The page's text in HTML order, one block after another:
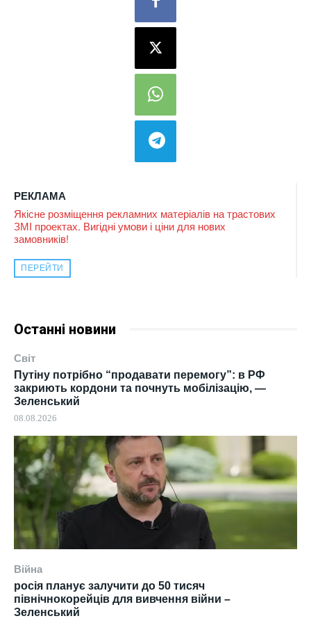
РЕКЛАМА
Якісне розміщення рекламних матеріалів на трастових
ЗМІ проектах. Вигідні умови і ціни для нових
замовників!
ПЕРЕЙТИ
Останні новини
Світ
Путіну потрібно “продавати перемогу”: в РФ
закриють кордони та почнуть мобілізацію, —
Зеленський
08.08.2026
Війна
росія планує залучити до 50 тисяч
північнокорейців для вивчення війни –
Зеленський